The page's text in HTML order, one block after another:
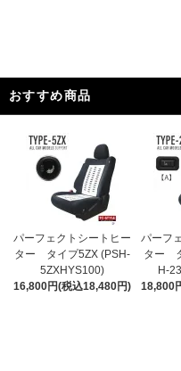
おすすめ商品
パーフェクトシートヒー
ター タイプ5ZX (PSH-
5ZXHYS100)
16,800円(税込18,480円)
パーフ
ター
H-
18,800